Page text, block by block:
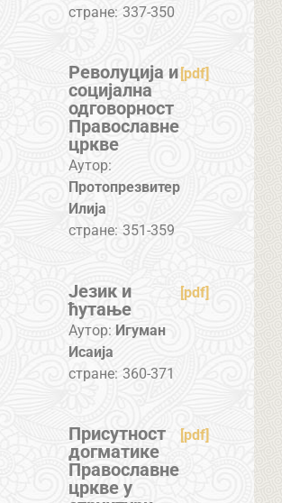
стране: 337-350
Револуција и
социјална
одговорност
Православне
цркве
[pdf]
Аутор:
Протопрезвитер
Илија
стране: 351-359
Језик и
ћутање
[pdf]
Аутор: Игуман
Исаија
стране: 360-371
Присутност
догматике
Православне
цркве у
[pdf]